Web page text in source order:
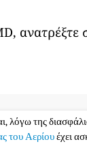
ανατρέξτε
λόγω της
του Αερίουέχει